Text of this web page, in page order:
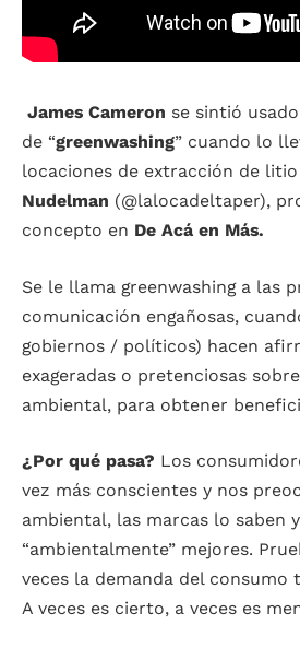
James Cameron se sintió
de “greenwashing” cuando lo
locaciones de extracción de
Nudelman (@lalocadeltaper),
concepto en De Acá en Más.
Se le llama greenwashing a las
comunicación engañosas,
gobiernos / políticos) hacen
exageradas o pretenciosas
ambiental, para obtener
¿Por qué pasa? Los
vez más conscientes y nos
ambiental, las marcas lo saben
“ambientalmente” mejores.
veces la demanda del consumo
A veces es cierto, a veces es